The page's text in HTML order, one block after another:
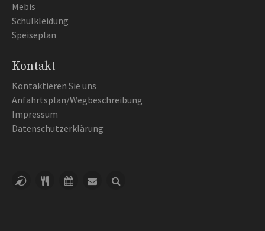
Mebis
Schulkleidung
Speiseplan
Kontakt
Kontaktieren Sie uns
Anfahrtsplan/Wegbeschreibung
Impressum
Datenschutzerklärung